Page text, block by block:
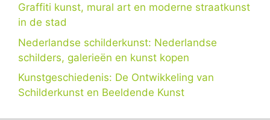
Graffiti kunst, mural art en moderne straatkunst
in de stad
Nederlandse schilderkunst: Nederlandse
schilders, galerieën en kunst kopen
Kunstgeschiedenis: De Ontwikkeling van
Schilderkunst en Beeldende Kunst